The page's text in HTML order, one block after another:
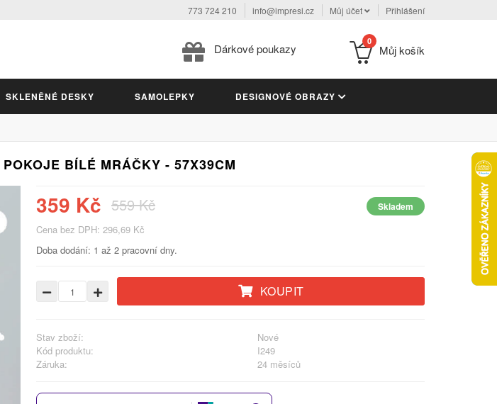
773 724 210 info@impresi.cz Můj účet Přihlášení
Dárkové poukazy
0
Můj košík
SKLENĚNÉ DESKY SAMOLEPKY DESIGNOVÉ OBRAZY
BÍLÉ MRÁČKY - 57X39CM
359 Kč 559 Kč Skladem
Cena bez DPH: 296,69 Kč
Doba dodání: 1 až 2 pracovní dny.
KOUPIT
Stav zboží:
Nové
Kód produktu:
I249
Záruka:
24 měsíců